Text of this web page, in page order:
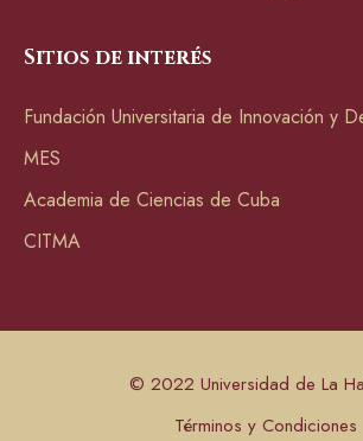
Sitios de interés
Fundación Universitaria de Innovación y
MES
Academia de Ciencias de Cuba
CITMA
© 2022 Universidad de La
Términos y Condiciones